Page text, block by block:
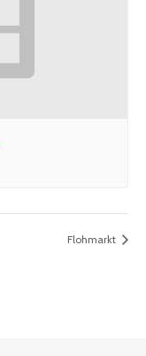
Flohmarkt